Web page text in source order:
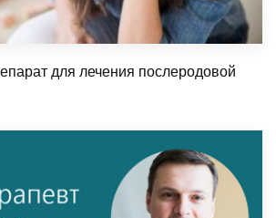
для лечения послеродовой